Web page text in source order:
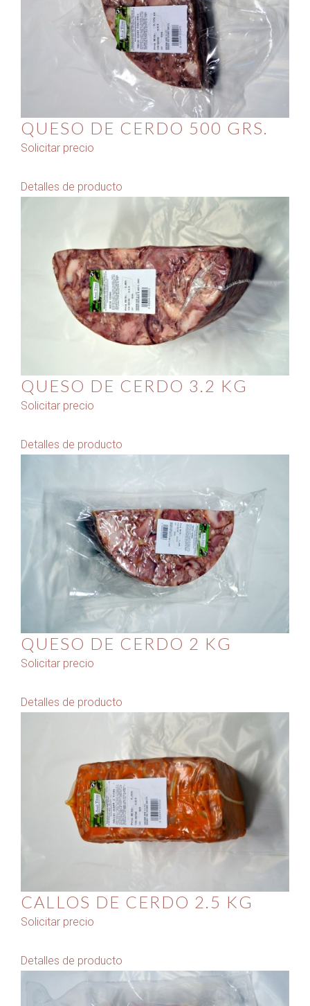
QUESO DE CERDO 500 GRS.
Solicitar precio
Detalles de producto
QUESO DE CERDO 3.2 KG
Solicitar precio
Detalles de producto
QUESO DE CERDO 2 KG
Solicitar precio
Detalles de producto
CALLOS DE CERDO 2.5 KG
Solicitar precio
Detalles de producto